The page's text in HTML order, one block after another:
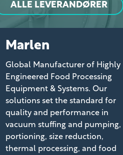
ALLE LEVERANDØRER
Marlen
Global Manufacturer of Highly
Engineered Food Processing
Equipment & Systems. Our
solutions set the standard for
quality and performance in
vacuum stuffing and pumping,
portioning, size reduction,
thermal processing, and food